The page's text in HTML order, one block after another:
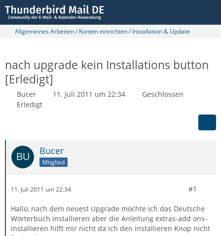
Allgemeines Arbeiten / Konten einrichten / Installation & Update
nach upgrade kein Installations button
[Erledigt]
Bucer 11. Juli 2011 um 22:34
Geschlossen
Erledigt
Bucer
Mitglied
11. Juli 2011 um 22:34 #1
Hallo, nach dem neuest Upgrade möchte ich das Deutsche
Wörterbuch installieren aber die Anleitung extras-add ons-
installieren hilft mir nicht da ich den installieren Knop nicht